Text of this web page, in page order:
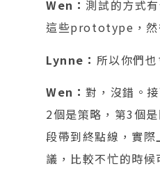
Wen：測試的方式
這些prototype，然
Lynne： 所以你們
Wen：對，沒錯。
2個是策略，第3個
段帶到終點線，實
議，比較不忙的時